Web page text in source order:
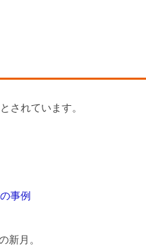
されています。
事例
新月。